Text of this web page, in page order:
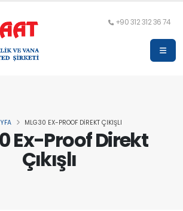
+90 312 312 36 74
Ex-Proof Direkt
Çıkışlı
MLG30 EX-PROOF DIREKT ÇIKIŞLI